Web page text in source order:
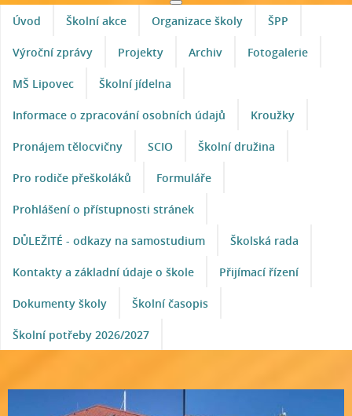
Úvod Školní akce Organizace školy ŠPP
Výroční zprávy Projekty Archiv Fotogalerie
MŠ Lipovec Školní jídelna
Informace o zpracování osobních údajů Kroužky
Pronájem tělocvičny SCIO Školní družina
Pro rodiče přeškoláků Formuláře
Prohlášení o přístupnosti stránek
DŮLEŽITÉ - odkazy na samostudium Školská rada
Kontakty a základní údaje o škole Přijímací řízení
Dokumenty školy Školní časopis
Školní potřeby 2026/2027